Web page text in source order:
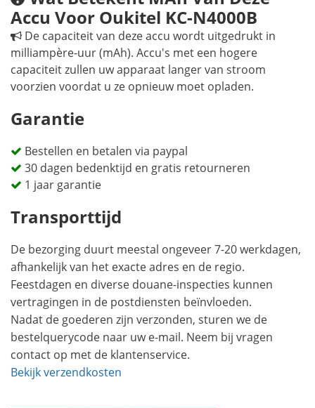
Accu Voor Oukitel KC-N4000B
De capaciteit van deze accu wordt uitgedrukt in
milliampère-uur (mAh). Accu's met een hogere
capaciteit zullen uw apparaat langer van stroom
voorzien voordat u ze opnieuw moet opladen.
Garantie
Bestellen en betalen via paypal
30 dagen bedenktijd en gratis retourneren
1 jaar garantie
Transporttijd
De bezorging duurt meestal ongeveer 7-20 werkdagen,
afhankelijk van het exacte adres en de regio.
Feestdagen en diverse douane-inspecties kunnen
vertragingen in de postdiensten beïnvloeden.
Nadat de goederen zijn verzonden, sturen we de
bestelquerycode naar uw e-mail. Neem bij vragen
contact op met de klantenservice.
Bekijk verzendkosten